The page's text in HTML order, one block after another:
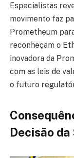
Especialistas
movimento faz
Prometheum
reconheçam o
inovadora da
com as leis de
o futuro
Decisão da